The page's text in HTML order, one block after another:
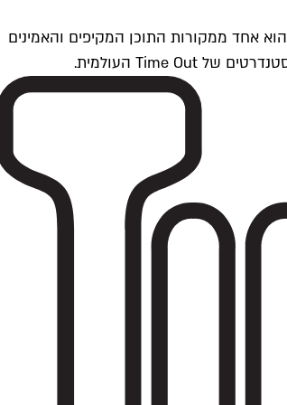
Time Outתל אביב הוא חלק מרשת Time Out Global — רשת מדיה בינלאומית הפועלת ב-360 ערים מרכזיות וב-60 מדינות ברחבי העולם. Time Out הוא אחד ממקורות התוכן המקיפים והאמינים